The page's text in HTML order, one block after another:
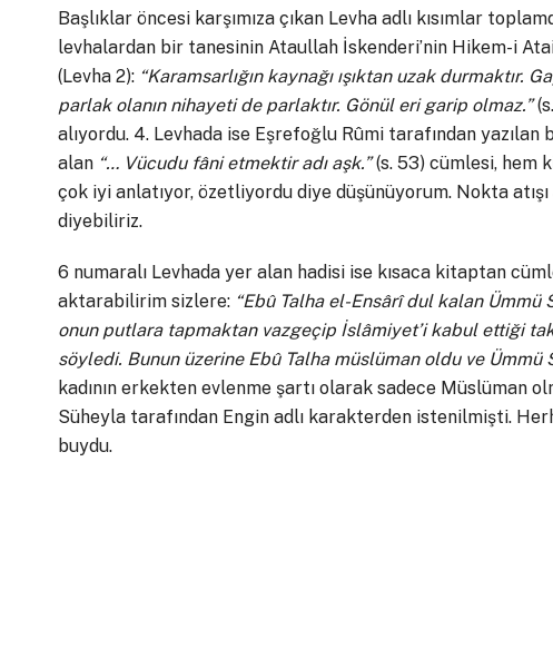
Başlıklar öncesi karşımıza çıkan Levha adlı kısımlar
levhalardan bir tanesinin Ataullah İskenderi’nin Hikem-i
(Levha 2): “Karamsarlığın kaynağı ışıktan uzak
parlak olanın nihayeti de parlaktır. Gönül eri garip olmaz.”
alıyordu. 4. Levhada ise Eşrefoğlu Rûmi tarafından yazılan
alan “… Vücudu fâni etmektir adı aşk.”(s. 53) cümlesi, hem
çok iyi anlatıyor, özetliyordu diye düşünüyorum. Nokta
diyebiliriz.
6 numaralı Levhada yer alan hadisi ise kısaca kitaptan
aktarabilirim sizlere: “Ebû Talha el-Ensârî dul kalan
onun putlara tapmaktan vazgeçip İslâmiyet’i kabul ettiği
söyledi. Bunun üzerine Ebû Talha müslüman oldu ve Ümmü
kadının erkekten evlenme şartı olarak sadece Müslüman
Süheyla tarafından Engin adlı karakterden istenilmişti.
buydu.